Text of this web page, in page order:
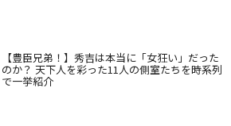
【豊臣兄弟！】秀吉は本当に「女狂い」だった
のか？ 天下人を彩った11人の側室たちを時系列
で一挙紹介